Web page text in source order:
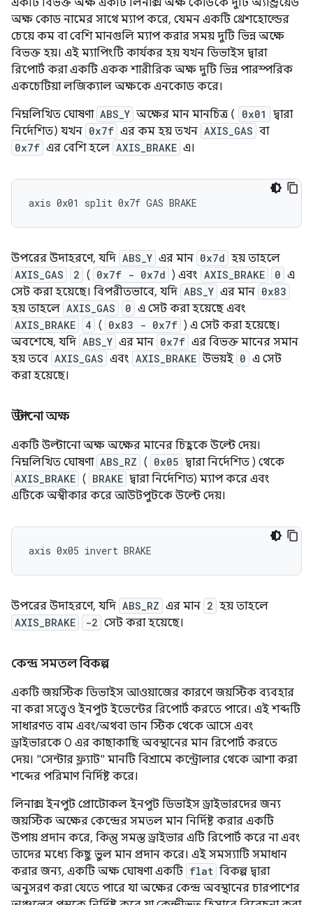
একটি বিভক্ত অক্ষ একটি লিনাক্স অক্ষ কোডকে দুটি অ্যান্ড্রয়েড
অক্ষ কোড নামের সাথে ম্যাপ করে, যেমন একটি থ্রেশহোল্ডের
চেয়ে কম বা বেশি মানগুলি ম্যাপ করার সময় দুটি ভিন্ন অক্ষে
বিভক্ত হয়। এই ম্যাপিংটি কার্যকর হয় যখন ডিভাইস দ্বারা
রিপোর্ট করা একটি একক শারীরিক অক্ষ দুটি ভিন্ন পারস্পরিক
একচেটিয়া লজিক্যাল অক্ষকে এনকোড করে।
নিম্নলিখিত ঘোষণা ABS_Y অক্ষের মান মানচিত্র ( 0x01
দ্বারা
নির্দেশিত) যখন 0x7f এর কম হয় তখন AXIS_GAS বা
0x7f এর বেশি হলে AXIS_BRAKE এ।
axis 0x01 split 0x7f GAS BRAKE
উপরের উদাহরণে, যদি ABS_Y এর মান 0x7d হয় তাহলে
AXIS_GAS 2 ( 0x7f - 0x7d ) এবং AXIS_BRAKE 0 এ
সেট করা হয়েছে। বিপরীতভাবে, যদি ABS_Y এর মান 0x83
হয় তাহলে AXIS_GAS 0 এ সেট করা হয়েছে এবং
AXIS_BRAKE 4 ( 0x83 - 0x7f ) এ সেট করা হয়েছে।
অবশেষে, যদি ABS_Y এর মান 0x7f এর বিভক্ত মানের সমান
হয় তবে AXIS_GAS এবং AXIS_BRAKE উভয়ই 0 এ সেট
করা হয়েছে।
উল্টানো অক্ষ
একটি উল্টানো অক্ষ অক্ষের মানের চিহ্নকে উল্টে দেয়।
নিম্নলিখিত ঘোষণা ABS_RZ ( 0x05 দ্বারা নির্দেশিত ) থেকে
AXIS_BRAKE ( BRAKE দ্বারা নির্দেশিত) ম্যাপ করে এবং
এটিকে অস্বীকার করে আউটপুটকে উল্টে দেয়।
উপরের উদাহরণে, যদি ABS_RZ এর মান 2 হয় তাহলে
AXIS_BRAKE -2 সেট করা হয়েছে।
কেন্দ্র সমতল বিকল্প
একটি জয়স্টিক ডিভাইস আওয়াজের কারণে জয়স্টিক ব্যবহার
না করা সত্ত্বেও ইনপুট ইভেন্টের রিপোর্ট করতে পারে। এই শব্দটি
সাধারণত বাম এবং/অথবা ডান স্টিক থেকে আসে এবং
ড্রাইভারকে 0 এর কাছাকাছি অবস্থানের মান রিপোর্ট করতে
দেয়। "সেন্টার ফ্ল্যাট" মানটি বিশ্রামে কন্ট্রোলার থেকে আশা করা
শব্দের পরিমাণ নির্দিষ্ট করে।
লিনাক্স ইনপুট প্রোটোকল ইনপুট ডিভাইস ড্রাইভারদের জন্য
জয়স্টিক অক্ষের কেন্দ্রের সমতল মান নির্দিষ্ট করার একটি
উপায় প্রদান করে, কিন্তু সমস্ত ড্রাইভার এটি রিপোর্ট করে না এবং
তাদের মধ্যে কিছু ভুল মান প্রদান করে। এই সমস্যাটি সমাধান
করার জন্য, একটি অক্ষ ঘোষণা একটি flat বিকল্প দ্বারা
অনুসরণ করা যেতে পারে যা অক্ষের কেন্দ্র অবস্থানের চারপাশের